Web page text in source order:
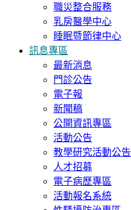
職災整合服務
乳房醫學中心
睡眠暨節律中心
訊息專區
最新消息
門診公告
電子報
新聞稿
公開資訊專區
活動公告
教學研究活動公告
人才招募
電子病歷專區
活動報名系統